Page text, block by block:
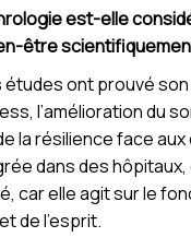
est-elle
être
ont prouvé son
l’amélioration du
la résilience face
dans des
car elle agit sur le
de l’esprit.